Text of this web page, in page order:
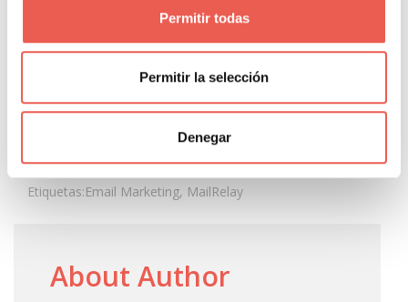
Permitir todas
Permitir la selección
Denegar
Ten cuidado con el significado de los símbolos
Etiquetas:Email Marketing, MailRelay
About Author